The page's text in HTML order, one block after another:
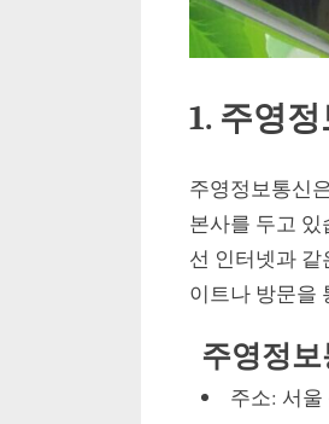
1. 주영
주영정보통신
본사를 두고
선 인터넷과
이트나 방문을
주영정보
주소: 서